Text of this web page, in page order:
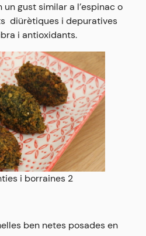
gust similar a l’espinac o
diürètiques i depuratives
i antioxidants.
i borraines 2
ben netes posades en